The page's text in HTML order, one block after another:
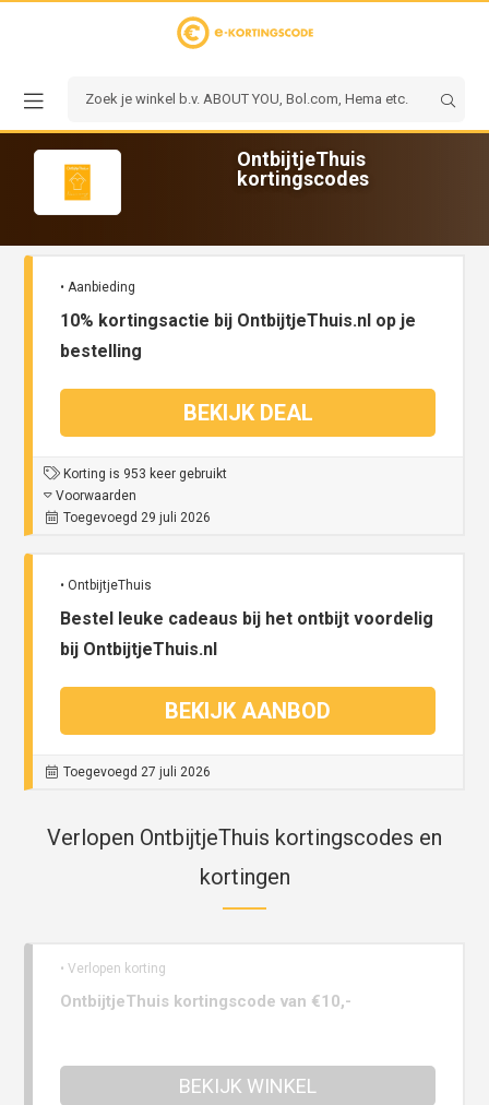
OntbijtjeThuis
kortingscodes
• Aanbieding
10% kortingsactie bij OntbijtjeThuis.nl op je
bestelling
BEKIJK DEAL
Korting is 953 keer gebruikt
Voorwaarden
Toegevoegd 29 juli 2026
• OntbijtjeThuis
Bestel leuke cadeaus bij het ontbijt voordelig
bij OntbijtjeThuis.nl
BEKIJK AANBOD
Toegevoegd 27 juli 2026
Verlopen OntbijtjeThuis kortingscodes en
kortingen
• Verlopen korting
OntbijtjeThuis kortingscode van €10,-
BEKIJK WINKEL